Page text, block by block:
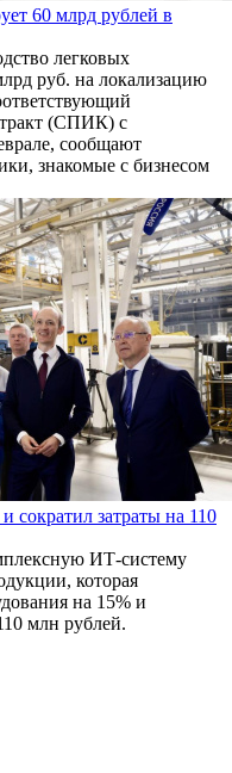
60 млрд рублей в
легковых
руб. на локализацию
(СПИК) с
сообщают
знакомые с бизнесом
сократил затраты на 110
ИТ-систему
которая
на 15% и
млн рублей.